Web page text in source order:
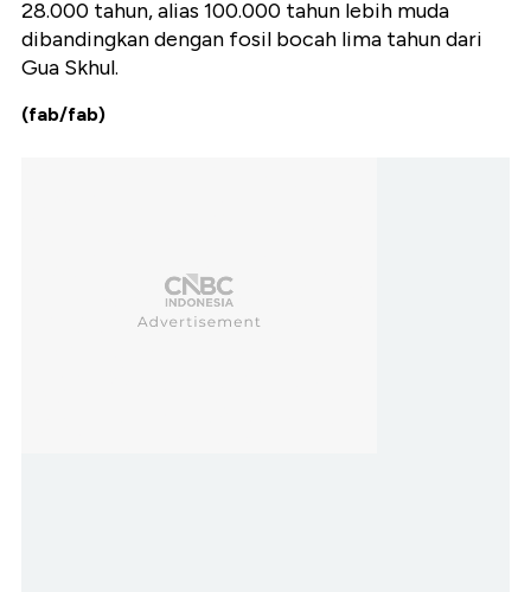
28.000 tahun, alias 100.000 tahun lebih muda
dibandingkan dengan fosil bocah lima tahun dari
Gua Skhul.
(fab/fab)